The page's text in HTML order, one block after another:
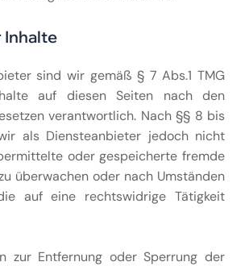
Inhalte
sind wir gemäß § 7 Abs.1 TMG
auf diesen Seiten nach den
verantwortlich. Nach §§ 8 bis
als Diensteanbieter jedoch nicht
oder gespeicherte fremde
überwachen oder nach Umständen
auf eine rechtswidrige Tätigkeit
zur Entfernung oder Sperrung der